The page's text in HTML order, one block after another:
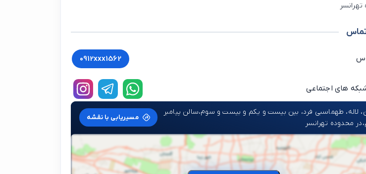
0912xxx1562
های اجتماعی
لاله، طهماسبی فرد، بین بیست و یکم و بیست و سوم،سالن پیامبر
محدوده تهرانسر
مسیریابی با نقشه